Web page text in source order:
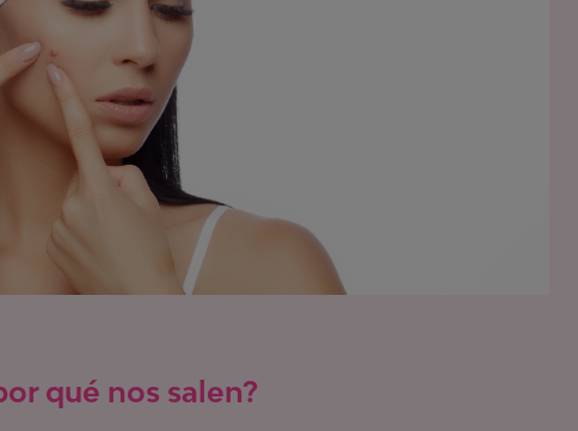
qué nos salen?